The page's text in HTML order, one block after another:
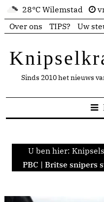
28°C Wilemstad
Over ons
TIPS? Uw
Sinds 2010 het nieuws
U ben hier: Knipsels
PBC | Britse snipers